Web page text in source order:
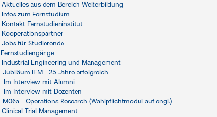
Aktuelles aus dem Bereich Weiterbildung
Infos zum Fernstudium
Kontakt Fernstudieninstitut
Kooperationspartner
Jobs für Studierende
Fernstudiengänge
Industrial Engineering und Management
Jubiläum IEM - 25 Jahre erfolgreich
Im Interview mit Alumni
Im Interview mit Dozenten
M06a - Operations Research (Wahlpflichtmodul auf engl.)
Clinical Trial Management